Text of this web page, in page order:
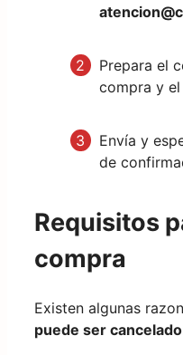
Prepara el
compra y
Envía y
de
Requisitos
compra
Existen algunas
puede ser cancelado